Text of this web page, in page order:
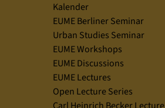
Kalender
EUME Berliner Seminar
Urban Studies Seminar
EUME Workshops
EUME Discussions
EUME Lectures
Open Lecture Series